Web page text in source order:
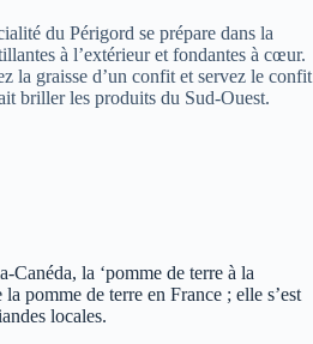
du Périgord se prépare dans la
à l’extérieur et fondantes à cœur.
la graisse d’un confit et servez le confit
briller les produits du Sud-Ouest.
la ‘pomme de terre à la
pomme de terre en France ; elle s’est
locales.